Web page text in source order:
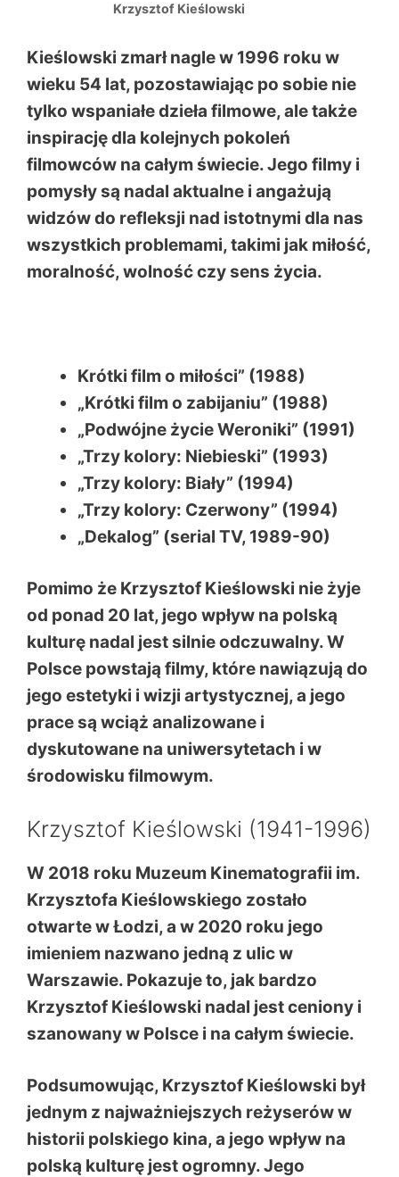
Krzysztof Kieślowski
Kieślowski zmarł nagle w 1996 roku w
wieku 54 lat, pozostawiając po sobie nie
tylko wspaniałe dzieła filmowe, ale także
inspirację dla kolejnych pokoleń
filmowców na całym świecie. Jego filmy i
pomysły są nadal aktualne i angażują
widzów do refleksji nad istotnymi dla nas
wszystkich problemami, takimi jak miłość,
moralność, wolność czy sens życia.
Krótki film o miłości” (1988)
„Krótki film o zabijaniu” (1988)
„Podwójne życie Weroniki” (1991)
„Trzy kolory: Niebieski” (1993)
„Trzy kolory: Biały” (1994)
„Trzy kolory: Czerwony” (1994)
„Dekalog” (serial TV, 1989-90)
Pomimo że Krzysztof Kieślowski nie żyje
od ponad 20 lat, jego wpływ na polską
kulturę nadal jest silnie odczuwalny. W
Polsce powstają filmy, które nawiązują do
jego estetyki i wizji artystycznej, a jego
prace są wciąż analizowane i
dyskutowane na uniwersytetach i w
środowisku filmowym.
Krzysztof Kieślowski (1941-1996)
W 2018 roku Muzeum Kinematografii im.
Krzysztofa Kieślowskiego zostało
otwarte w Łodzi, a w 2020 roku jego
imieniem nazwano jedną z ulic w
Warszawie. Pokazuje to, jak bardzo
Krzysztof Kieślowski nadal jest ceniony i
szanowany w Polsce i na całym świecie.
Podsumowując, Krzysztof Kieślowski był
jednym z najważniejszych reżyserów w
historii polskiego kina, a jego wpływ na
polską kulturę jest ogromny. Jego